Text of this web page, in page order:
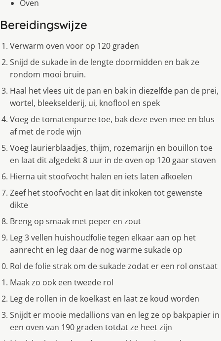
Oven
Bereidingswijze
Verwarm oven voor op 120 graden
Snijd de sukade in de lengte doormidden en bak ze
rondom mooi bruin.
Haal het vlees uit de pan en bak in diezelfde pan de prei,
wortel, bleekselderij, ui, knoflool en spek
Voeg de tomatenpuree toe, bak deze even mee en blus
af met de rode wijn
Voeg laurierblaadjes, thijm, rozemarijn en bouillon toe
en laat dit afgedekt 8 uur in de oven op 120 gaar stoven
Hierna uit stoofvocht halen en iets laten afkoelen
Zeef het stoofvocht en laat dit inkoken tot gewenste
dikte
Breng op smaak met peper en zout
Leg 3 vellen huishoudfolie tegen elkaar aan op het
aanrecht en leg daar de nog warme sukade op
Rol de folie strak om de sukade zodat er een rol onstaat
Maak zo ook een tweede rol
Leg de rollen in de koelkast en laat ze koud worden
Snijdt er mooie medallions van en leg ze op bakpapier in
een oven van 190 graden totdat ze heet zijn